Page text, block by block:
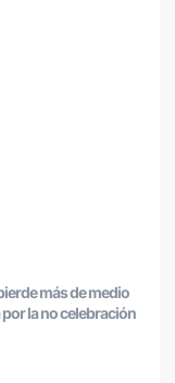
más de medio
la no celebración